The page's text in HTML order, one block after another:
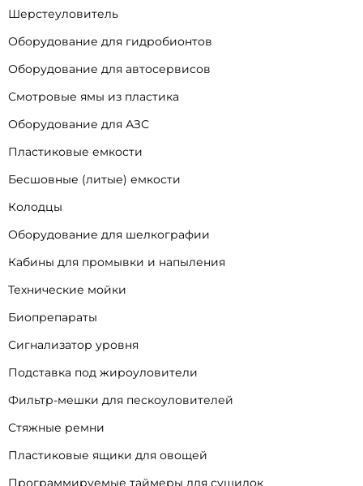
Шерстеуловитель
Оборудование для гидробионтов
Оборудование для автосервисов
Смотровые ямы из пластика
Оборудование для АЗС
Пластиковые емкости
Бесшовные (литые) емкости
Колодцы
Оборудование для шелкографии
Кабины для промывки и напыления
Технические мойки
Биопрепараты
Сигнализатор уровня
Подставка под жироуловители
Фильтр-мешки для пескоуловителей
Стяжные ремни
Пластиковые ящики для овощей